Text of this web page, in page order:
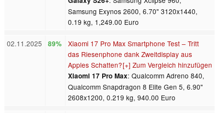
Samsung Exynos 2600, 6.70" 3120x1440,
0.19 kg, 1,249.00 Euro
02.11.2025 89%
Xiaomi 17 Pro Max Smartphone Test – Tritt
das Riesenphone dank Zweitdisplay aus
Apples Schatten?[+] Zum Vergleich hinzufügen
Xiaomi 17 Pro Max: Qualcomm Adreno 840,
Qualcomm Snapdragon 8 Elite Gen 5, 6.90"
2608x1200, 0.219 kg, 940.00 Euro